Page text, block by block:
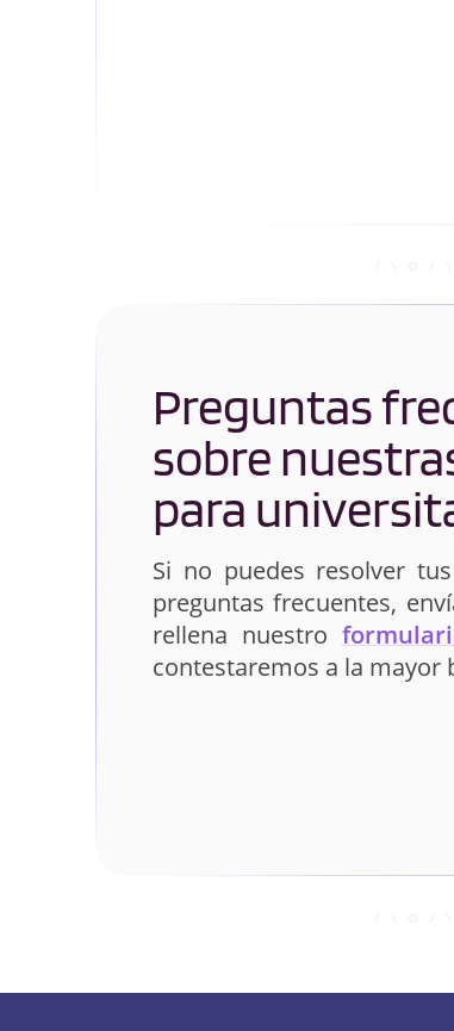
Preguntas
sobre
para
Si no puedes resolver
preguntas frecuentes,
rellena nuestro
contestaremos a la mayor